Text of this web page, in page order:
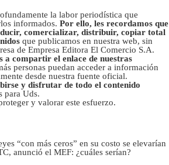
la labor periodística que
informados. Por ello, les recordamos que
comercializar, distribuir, copiar total
que publicamos en nuestra web, sin
de Empresa Editora El Comercio S.A.
a compartir el enlace de nuestras
personas puedan acceder a información
desde nuestra fuente oficial.
y disfrutar de todo el contenido
para Uds.
y valorar este esfuerzo.
“con más ceros” en su costo se elevarían
anunció el MEF: ¿cuáles serían?